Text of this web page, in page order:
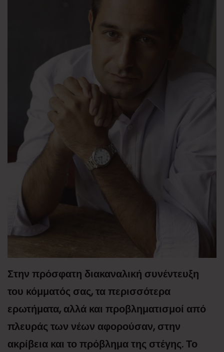
Στην πρόσφατη διακαναλική συνέντευξη
του κόμματός σας, τα περισσότερα
ερωτήματα, αλλά και προβληματισμοί από
πλευράς των νέων αφορούσαν, στην
ακρίβεια και το πρόβλημα της στέγης. Το